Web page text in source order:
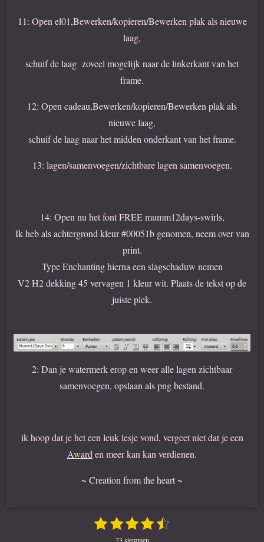
11: Open el01,Bewerken/kopieren/Bewerken plak als nieuwe
laag,
schuif de laag zoveel mogelijk naar de linkerkant van het
frame.
12: Open cadeau,Bewerken/kopieren/Bewerken plak als
nieuwe laag,
schuif de laag naar het midden onderkant van het frame.
13: lagen/samenvoegen/zichtbare lagen samenvoegen.
14: Open nu het font FREE mumm12days-swirls,
Ik heb als achtergrond kleur #00051b genomen, neem over van
print.
Type Enchanting hierna een slagschaduw nemen
V2 H2 dekking 45 vervagen 1 kleur wit. Plaats de tekst op de
juiste plek.
2: Dan je watermerk erop en weer alle lagen zichtbaar
samenvoegen, opslaan als png bestand.
ik hoop dat je het een leuk lesje vond, vergeet niet dat je een
Award en meer kan kan verdienen.
~ Creation from the heart ~
1 2 3
s
4
s
5
S
23 stemmen